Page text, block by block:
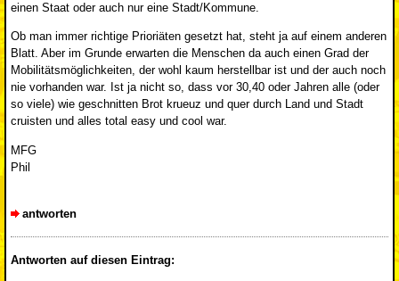
einen Staat oder auch nur eine Stadt/Kommune.
Ob man immer richtige Prioriäten gesetzt hat, steht ja auf einem anderen
Blatt. Aber im Grunde erwarten die Menschen da auch einen Grad der
Mobilitätsmöglichkeiten, der wohl kaum herstellbar ist und der auch noch
nie vorhanden war. Ist ja nicht so, dass vor 30,40 oder Jahren alle (oder
so viele) wie geschnitten Brot krueuz und quer durch Land und Stadt
cruisten und alles total easy und cool war.
MFG
Phil
antworten
Antworten auf diesen Eintrag: